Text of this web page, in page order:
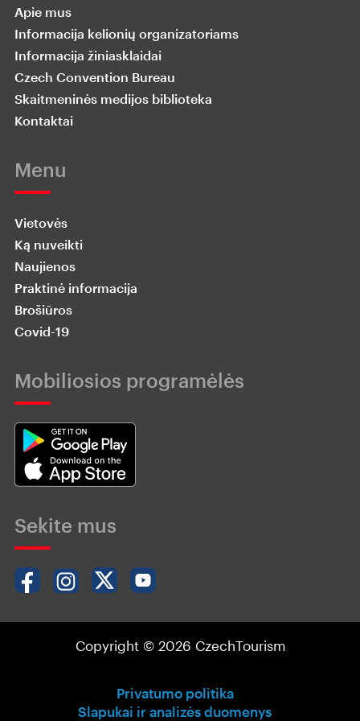
Apie mus
Informacija kelionių organizatoriams
Informacija žiniasklaidai
Czech Convention Bureau
Skaitmeninės medijos biblioteka
Kontaktai
Menu
Vietovės
Ką nuveikti
Naujienos
Praktinė informacija
Brošiūros
Covid-19
Mobiliosios programėlės
Sekite mus
Copyright © 2026 CzechTourism
Privatumo politika
Slapukai ir analizės duomenys